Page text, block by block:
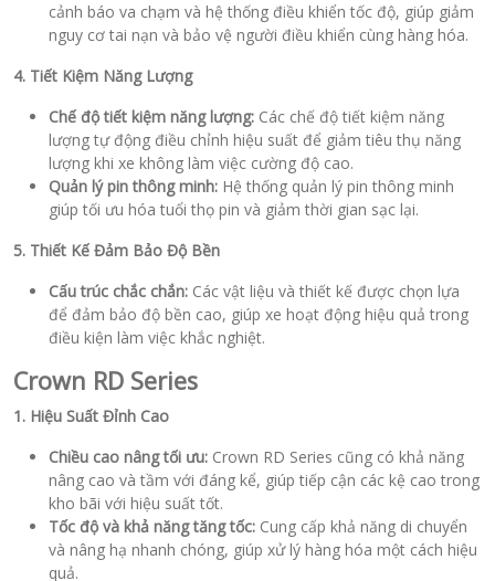
cảnh báo va chạm và hệ thống điều khiển tốc độ, giúp giảm
nguy cơ tai nạn và bảo vệ người điều khiển cùng hàng hóa.
4. Tiết Kiệm Năng Lượng
Chế độ tiết kiệm năng lượng: Các chế độ tiết kiệm năng
lượng tự động điều chỉnh hiệu suất để giảm tiêu thụ năng
lượng khi xe không làm việc cường độ cao.
Quản lý pin thông minh: Hệ thống quản lý pin thông minh
giúp tối ưu hóa tuổi thọ pin và giảm thời gian sạc lại.
5. Thiết Kế Đảm Bảo Độ Bền
Cấu trúc chắc chắn: Các vật liệu và thiết kế được chọn lựa
để đảm bảo độ bền cao, giúp xe hoạt động hiệu quả trong
điều kiện làm việc khắc nghiệt.
Crown RD Series
1. Hiệu Suất Đỉnh Cao
Chiều cao nâng tối ưu: Crown RD Series cũng có khả năng
nâng cao và tầm với đáng kể, giúp tiếp cận các kệ cao trong
kho bãi với hiệu suất tốt.
Tốc độ và khả năng tăng tốc: Cung cấp khả năng di chuyển
và nâng hạ nhanh chóng, giúp xử lý hàng hóa một cách hiệu
quả.